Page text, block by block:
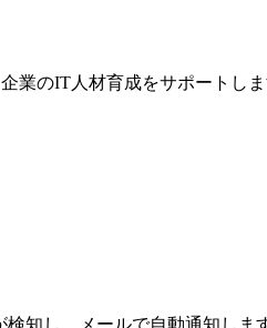
業のIT人材育成をサポートしま
知し、メールで自動通知しま